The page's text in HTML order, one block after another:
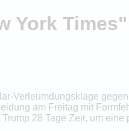
York
Verleumdungsklage
am Freitag mit
28 Tage Zeit, um eine